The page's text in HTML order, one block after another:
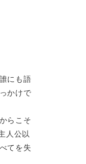
にも語
かけで
らこそ
人公以
てを失